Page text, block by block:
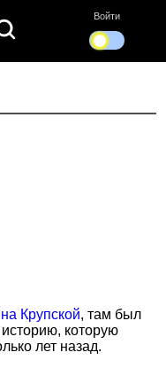
Войти
Крупской, там был
которую
лет назад.